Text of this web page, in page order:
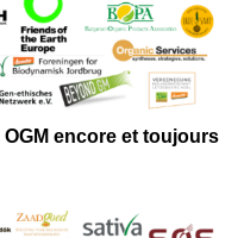
encore et toujours